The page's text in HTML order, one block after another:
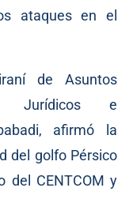
ataques en el
de Asuntos
Jurídicos e
afirmó la
del golfo Pérsico
del CENTCOM y